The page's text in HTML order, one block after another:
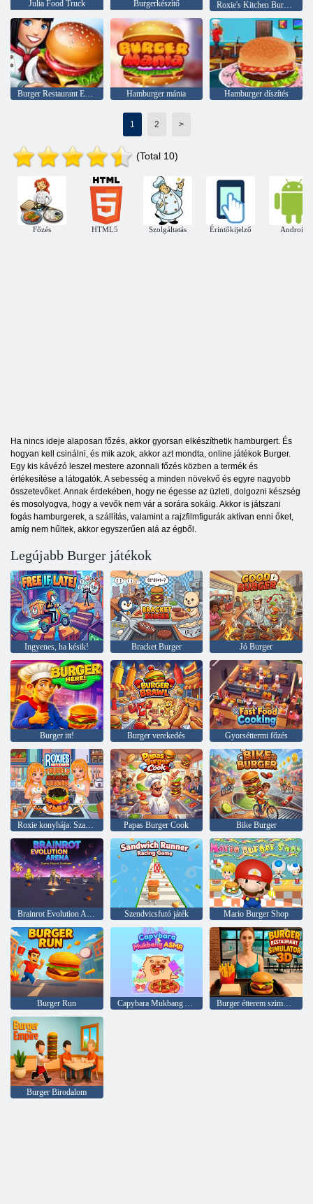
Julia Food Truck Burgerkészítő
Burger Restaurant Express 2 Hamburger mánia Hamburger díszítés
1 2 >
(Total 10)
Főzés HTML5 Szolgáltatás Érintőkijelző Android
Ha nincs ideje alaposan főzés, akkor gyorsan elkészíthetik hamburgert. És
hogyan kell csinálni, és mik azok, akkor azt mondta, online játékok Burger.
Egy kis kávézó leszel mestere azonnali főzés közben a termék és
értékesítése a látogatók. A sebesség a minden növekvő és egyre nagyobb
összetevőket. Annak érdekében, hogy ne égesse az üzleti, dolgozni készség
és mosolyogva, hogy a vevők nem vár a sorára sokáig. Akkor is játszani
fogás hamburgerek, a szállítás, valamint a rajzfilmfigurák aktívan enni őket,
amíg nem hűltek, akkor egyszerűen alá az égből.
Legújabb Burger játékok
Ingyenes, ha késik! Bracket Burger Jó Burger
Burger itt! Burger verekedés Gyorséttermi főzés
Papas Burger Cook Bike Burger
Brainrot Evolution Aréna Szendvicsfutó játék Mario Burger Shop
Burger Run
Burger Birodalom